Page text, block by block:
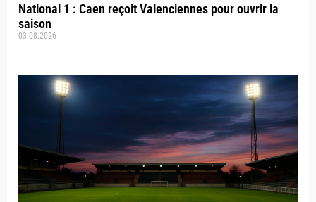
National 1 : Caen reçoit Valenciennes pour ouvrir la
saison
03.08.2026